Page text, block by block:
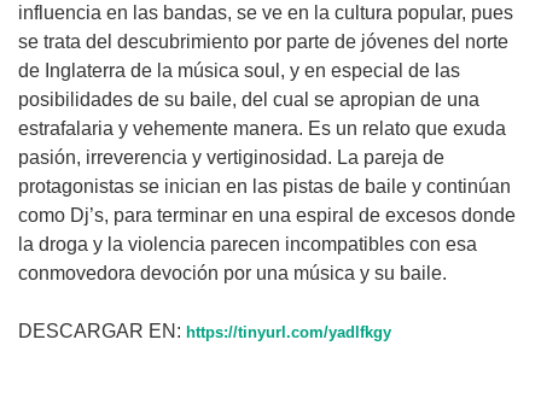
influencia en las bandas, se ve en la cultura popular, pues
se trata del descubrimiento por parte de jóvenes del norte
de Inglaterra de la música soul, y en especial de las
posibilidades de su baile, del cual se apropian de una
estrafalaria y vehemente manera. Es un relato que exuda
pasión, irreverencia y vertiginosidad. La pareja de
protagonistas se inician en las pistas de baile y continúan
como Dj’s, para terminar en una espiral de excesos donde
la droga y la violencia parecen incompatibles con esa
conmovedora devoción por una música y su baile.
DESCARGAR EN: https://tinyurl.com/yadlfkgy